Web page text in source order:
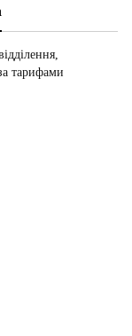
тарифами